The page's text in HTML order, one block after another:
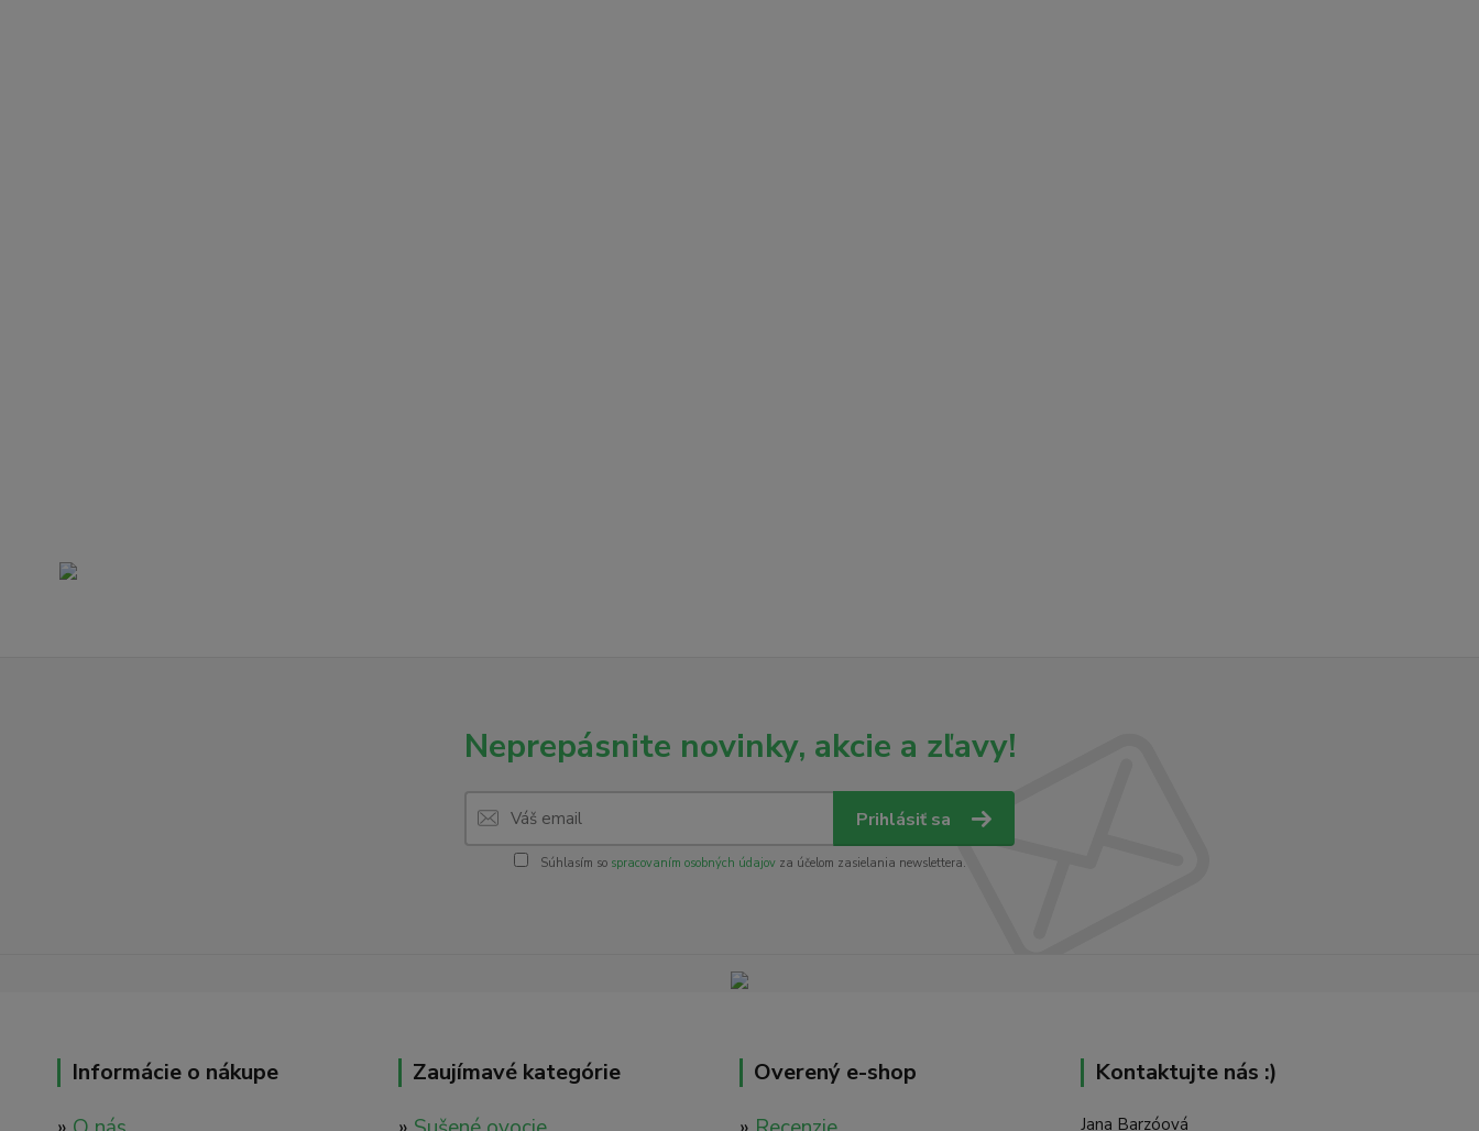
Neprepásnite novinky, akcie a zľavy!
Prihlásiť sa
Súhlasím so spracovaním osobných údajovza účelom zasielania newslettera.
Informácie o nákupe Zaujímavé kategórie Overený e-shop Kontaktujte nás :)
Jana Barzóová